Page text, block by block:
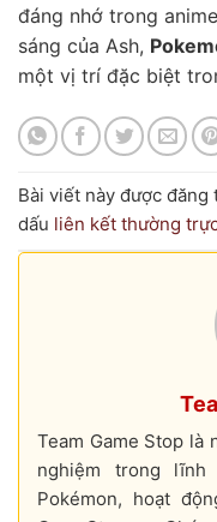
đáng nhớ trong
sáng của Ash,
một vị trí đặc biệt
Bài viết này được đăng
dấu liên kết thường
Team Game Stop là
nghiệm trong
Pokémon, hoạt